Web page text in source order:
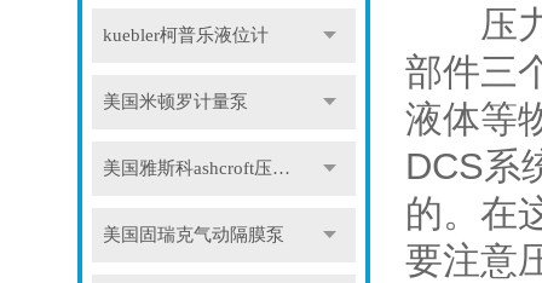
kuebler柯普乐液位计
美国米顿罗计量泵
美国雅斯科ashcroft压力表
美国固瑞克气动隔膜泵
压力
部件三
液体等
DCS系
的。在
要注意